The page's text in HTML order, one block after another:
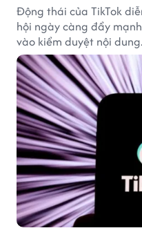
Động thái của TikTok
hội ngày càng đẩy
vào kiểm duyệt nội dung.